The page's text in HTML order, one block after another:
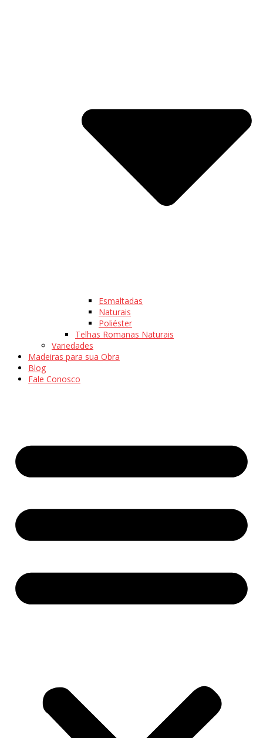
Esmaltadas
Naturais
Poliéster
Telhas Romanas Naturais
Variedades
Madeiras para sua Obra
Blog
Fale Conosco